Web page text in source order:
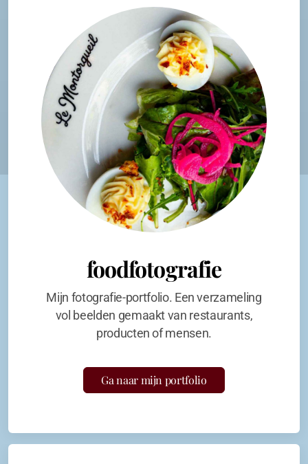
foodfotografie
Mijn fotografie-portfolio. Een verzameling
vol beelden gemaakt van restaurants,
producten of mensen.
Ga naar mijn portfolio